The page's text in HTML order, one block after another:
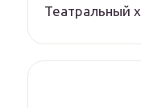
Театральный